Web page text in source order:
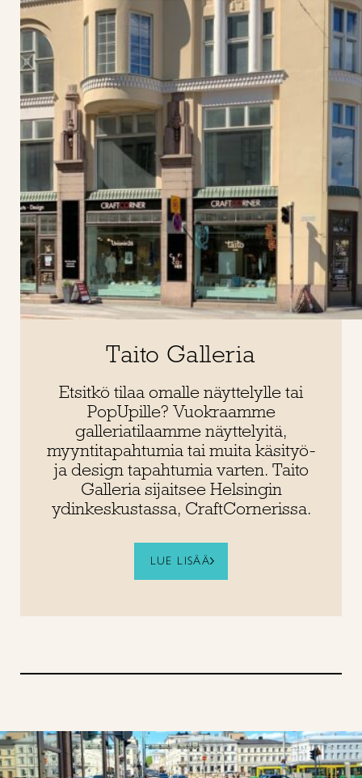
Taito Galleria
Etsitkö tilaa omalle näyttelylle tai
PopUpille? Vuokraamme
galleriatilaamme näyttelyitä,
myyntitapahtumia tai muita käsityö-
ja design tapahtumia varten. Taito
Galleria sijaitsee Helsingin
ydinkeskustassa, CraftCornerissa.
LUE LISÄÄ